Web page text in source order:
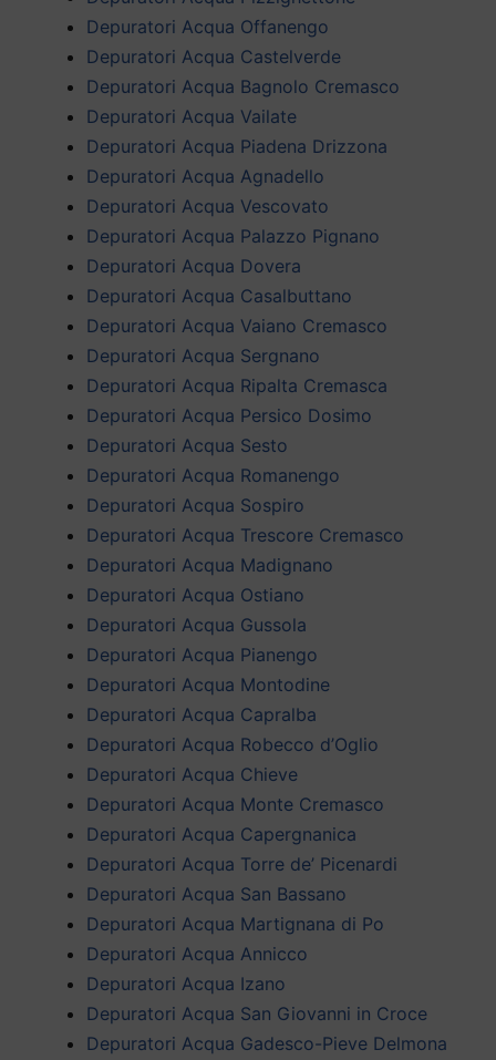
Depuratori Acqua Offanengo
Depuratori Acqua Castelverde
Depuratori Acqua Bagnolo Cremasco
Depuratori Acqua Vailate
Depuratori Acqua Piadena Drizzona
Depuratori Acqua Agnadello
Depuratori Acqua Vescovato
Depuratori Acqua Palazzo Pignano
Depuratori Acqua Dovera
Depuratori Acqua Casalbuttano
Depuratori Acqua Vaiano Cremasco
Depuratori Acqua Sergnano
Depuratori Acqua Ripalta Cremasca
Depuratori Acqua Persico Dosimo
Depuratori Acqua Sesto
Depuratori Acqua Romanengo
Depuratori Acqua Sospiro
Depuratori Acqua Trescore Cremasco
Depuratori Acqua Madignano
Depuratori Acqua Ostiano
Depuratori Acqua Gussola
Depuratori Acqua Pianengo
Depuratori Acqua Montodine
Depuratori Acqua Capralba
Depuratori Acqua Robecco d’Oglio
Depuratori Acqua Chieve
Depuratori Acqua Monte Cremasco
Depuratori Acqua Capergnanica
Depuratori Acqua Torre de’ Picenardi
Depuratori Acqua San Bassano
Depuratori Acqua Martignana di Po
Depuratori Acqua Annicco
Depuratori Acqua Izano
Depuratori Acqua San Giovanni in Croce
Depuratori Acqua Gadesco-Pieve Delmona